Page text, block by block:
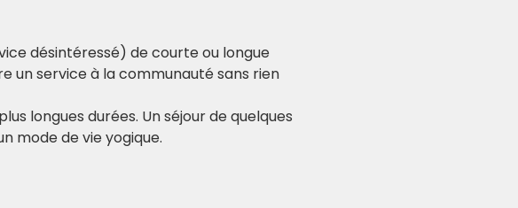
désintéressé) de courte ou longue
un service à la communauté sans rien
longues durées. Un séjour de quelques
mode de vie yogique.